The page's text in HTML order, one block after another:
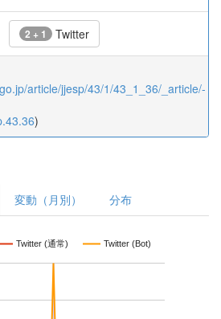
2 + 1 Twitter
article/jjesp/43/1/43_1_36/_article/-
)
変動（月別） 分布
Twitter (通常) Twitter (Bot)